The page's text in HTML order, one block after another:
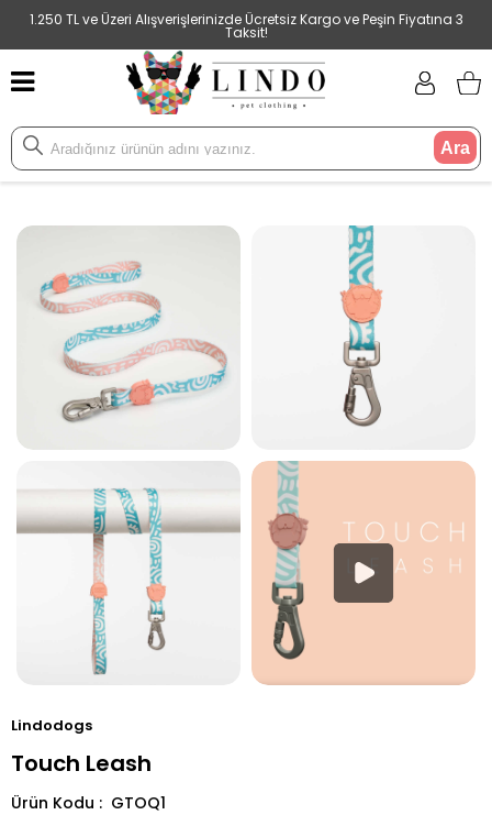
1.250 TL ve Üzeri Alışverişlerinizde Ücretsiz Kargo ve Peşin Fiyatına 3
Taksit!
Ara
Lindodogs
Touch Leash
Ürün Kodu : GTOQ1